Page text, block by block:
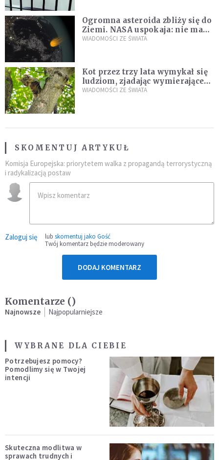
Ogromna asteroida zbliży się do
Ziemi. NASA uspokaja: nie ma
zagrożenia
WIADOMOŚCI ZE ŚWIATA
Kot przez trzy lata wymykał się
ludziom, zjadając wymierające
kaczki. W końcu popełnił
WIADOMOŚCI ZE ŚWIATA
SKOMENTUJ ARTYKUŁ
Komisja Europejska: priorytetem walka z propagandą terrorystyczną
i radykalizacją postaw
Zaloguj się lub skomentuj jako Gość
Twój komentarz będzie moderowany
DODAJ KOMENTARZ
Komentarze ()
Najnowsze Najpopularniejsze
WYBRANE DLA CIEBIE
Potrzebujesz pomocy?
Pomodlimy się w Twojej
intencji
Skuteczna modlitwa w
sprawach trudnych i